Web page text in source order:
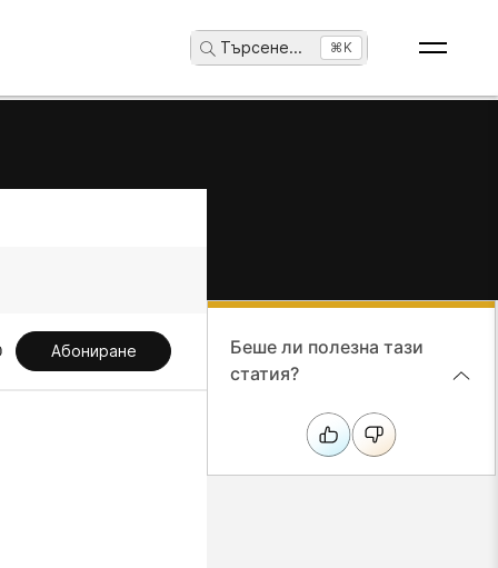
Търсене... ⌘K
Абониране
Беше ли полезна тази
статия?